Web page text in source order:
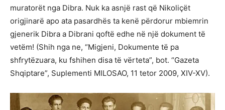
muratorët nga Dibra. Nuk ka asnjë rast që Nikoliçët
origjinarë apo ata pasardhës ta kenë përdorur mbiemrin
gjenerik Dibra a Dibrani qoftë edhe në një dokument të
vetëm! (Shih nga ne, “Migjeni, Dokumente të pa
shfrytëzuara, ku fshihen disa të vërteta”, bot. “Gazeta
Shqiptare”, Suplementi MILOSAO, 11 tetor 2009, XIV-XV).